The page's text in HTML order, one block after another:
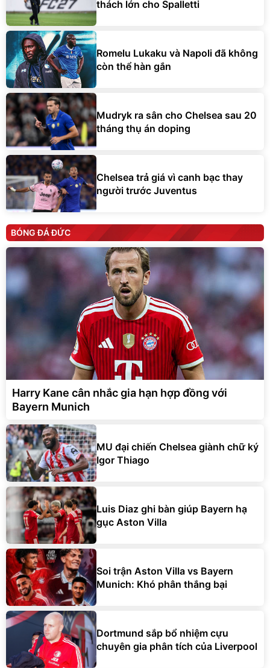
thách lớn cho Spalletti
Romelu Lukaku và Napoli đã không
còn thể hàn gắn
Mudryk ra sân cho Chelsea sau 20
tháng thụ án doping
Chelsea trả giá vì canh bạc thay
người trước Juventus
BÓNG ĐÁ ĐỨC
Harry Kane cân nhắc gia hạn hợp đồng với
Bayern Munich
MU đại chiến Chelsea giành chữ ký
Igor Thiago
Luis Diaz ghi bàn giúp Bayern hạ
gục Aston Villa
Soi trận Aston Villa vs Bayern
Munich: Khó phân thắng bại
Dortmund sắp bổ nhiệm cựu
chuyên gia phân tích của Liverpool